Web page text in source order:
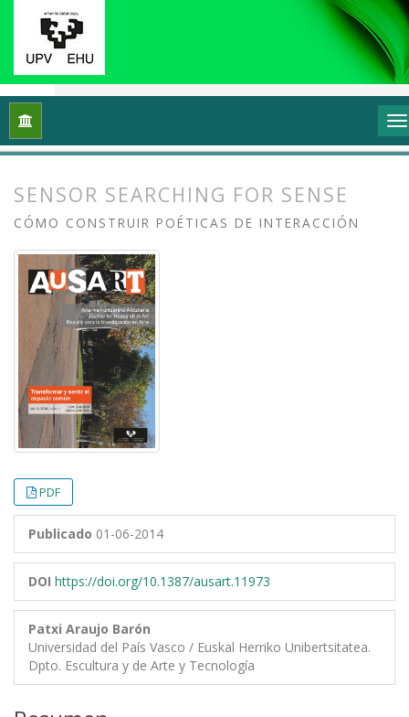
Inicio Vol. 2 Núm. 1 (2014): Transformar y sentir
SENSOR SEARCHING FOR SENSE
CÓMO CONSTRUIR POÉTICAS DE INTERACCIÓN
PDF
Publicado 01-06-2014
DOI https://doi.org/10.1387/ausart.11973
Patxi Araujo Barón
Universidad del País Vasco / Euskal Herriko Unibertsitatea.
Dpto. Escultura y de Arte y Tecnología